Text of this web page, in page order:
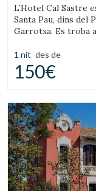
L’Hotel Cal Sastre
Santa Pau, dins del
Garrotxa. Es troba
1 nit des de
150€